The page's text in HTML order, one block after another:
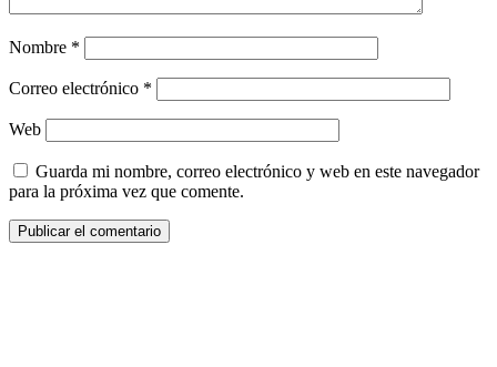
Nombre *
Correo electrónico *
Web
Guarda mi nombre, correo electrónico y web en este navegador
para la próxima vez que comente.